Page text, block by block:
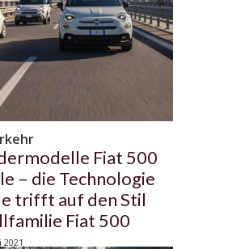
Fiat 500
– die Technologie
trifft auf den Stil
Fiat 500
2021